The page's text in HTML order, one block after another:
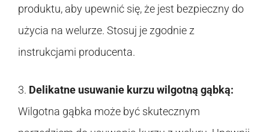
produktu, aby upewnić się, że jest bezpieczny do
użycia na welurze. Stosuj je zgodnie z
instrukcjami producenta.
3. Delikatne usuwanie kurzu wilgotną gąbką:
Wilgotna gąbka może być skutecznym